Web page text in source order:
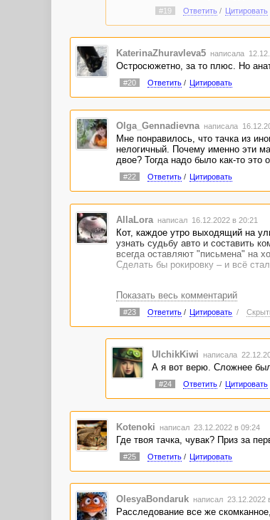
#19 Ответить/ Цитировать
KaterinaZhuravleva5 написала
Остросюжетно, за то плюс. Но
#20 Ответить/ Цитировать
Olga_Gennadievna написала
Мне понравилось, что тачка из
нелогичный. Почему именно эти
двое? Тогда надо было как-то это
#22 Ответить/ Цитировать
AllaLora написал 16.12.2022 в 20:21
Кот, каждое утро выходящий на
узнать судьбу авто и составить
всегда оставляют "письмена" на
Сделать бы рокировку – и всё
Показать весь комментарий
#23 Ответить/ Цитировать /
UlchikKiwi написала
А я вот верю. Сложнее
#24 Ответить/ Цитировать
Kotenoki написал 23.12.2022 в 09:24
Где твоя тачка, чувак? Приз за
#25 Ответить/ Цитировать
OlesyaBondaruk написал 23.12.2022
Расследование все же